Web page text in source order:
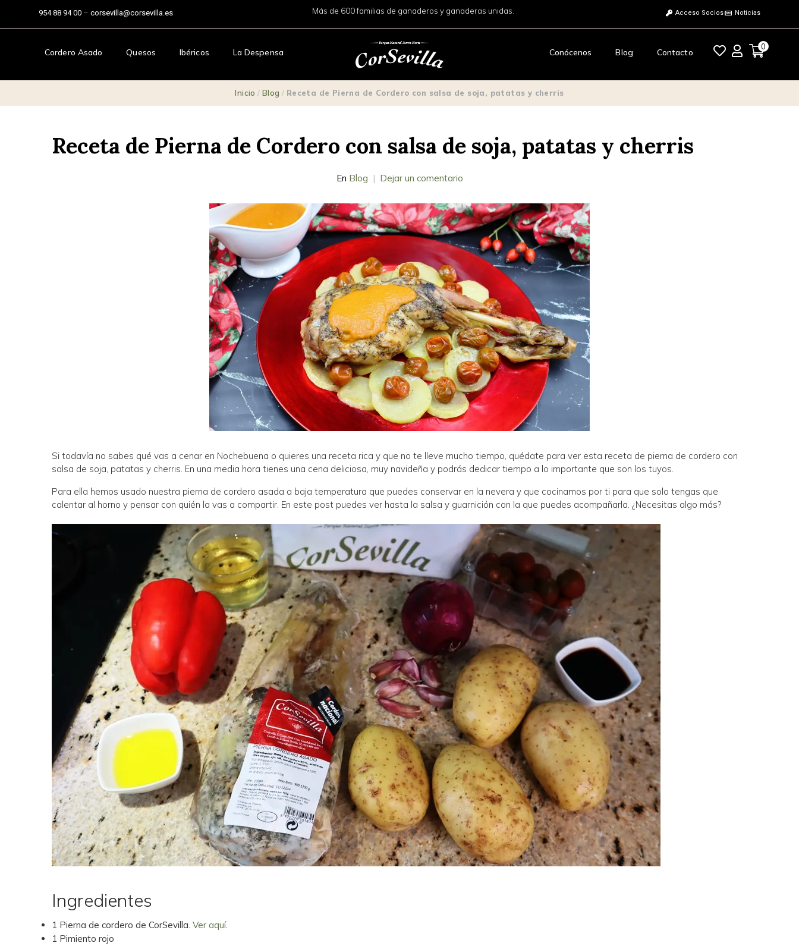
954 88 94 00 – corsevilla@corsevilla.es Más de 600 familias de ganaderos y ganaderas unidas. Acceso Socios Noticias
Cordero Asado Quesos Ibéricos La Despensa Conócenos Blog Contacto
0
Inicio /Blog / Receta de Pierna de Cordero con salsa de soja, patatas y cherris
Receta de Pierna de Cordero con salsa de soja, patatas y cherris
En Blog Dejar un comentario
Si todavía no sabes qué vas a cenar en Nochebuena o quieres una receta rica y que no te lleve mucho tiempo, quédate para ver esta receta de pierna de cordero con
salsa de soja, patatas y cherris. En una media hora tienes una cena deliciosa, muy navideña y podrás dedicar tiempo a lo importante que son los tuyos.
Para ella hemos usado nuestra pierna de cordero asada a baja temperatura que puedes conservar en la nevera y que cocinamos por ti para que solo tengas que
calentar al horno y pensar con quién la vas a compartir. En este post puedes ver hasta la salsa y guarnición con la que puedes acompañarla. ¿Necesitas algo más?
Ingredientes
1 Pierna de cordero de CorSevilla.Ver aquí.
1 Pimiento rojo